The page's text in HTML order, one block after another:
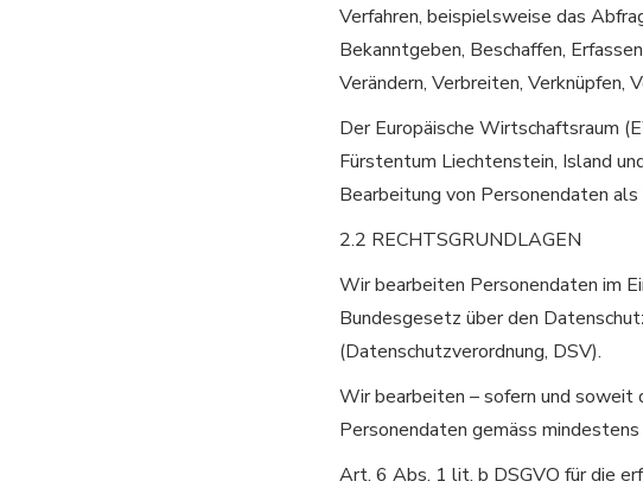
Verfahren, beispielsweise das
Bekanntgeben, Beschaffen,
Verändern, Verbreiten, Verknüpfen,
Der Europäische Wirtschaftsraum
Fürstentum Liechtenstein, Island
Bearbeitung von Personendaten
2.2 RECHTSGRUNDLAGEN
Wir bearbeiten Personendaten im
Bundesgesetz über den
(Datenschutzverordnung, DSV).
Wir bearbeiten – sofern und soweit
Personendaten gemäss
Art. 6 Abs. 1 lit. b DSGVO für die